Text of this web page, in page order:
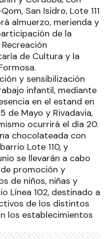
San Isidro, Lote 111
almuerzo, merienda y
de la
de Cultura y la
y sensibilización
infantil, mediante
en el estand en
de Mayo y Rivadavia,
ocurrirá el día 20.
chocolateada con
Lote 110, y
se llevarán a cabo
promoción y
de niños, niñas y
Línea 102, destinado a
de los distintos
los establecimientos